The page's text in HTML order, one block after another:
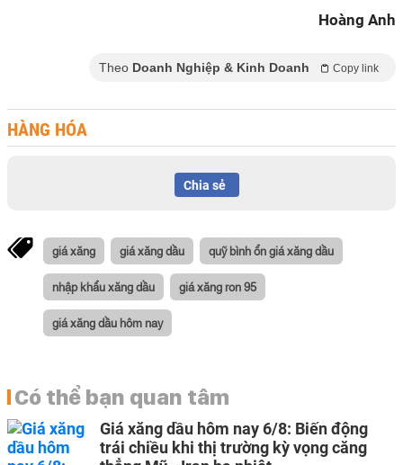
Hoàng Anh
Theo Doanh Nghiệp & Kinh Doanh Copy link
HÀNG HÓA
Chia sẻ
giá xăng giá xăng dầu quỹ bình ổn giá xăng dầu
nhập khẩu xăng dầu giá xăng ron 95
giá xăng dầu hôm nay
Có thể bạn quan tâm
Giá xăng dầu hôm nay 6/8: Biến động
trái chiều khi thị trường kỳ vọng căng